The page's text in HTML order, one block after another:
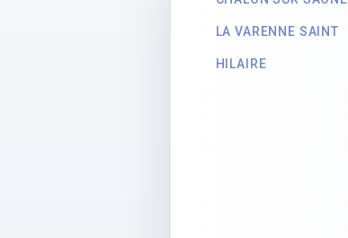
LA VARENNE SAINT
HILAIRE